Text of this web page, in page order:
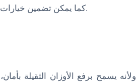
- كما يمكن تضمين خيارات الملحقات مثل مقابض الغطس والألغام الأرضية وملحقات السحب للأسفل.
ولأنه يسمح برفع الأوزان الثقيلة